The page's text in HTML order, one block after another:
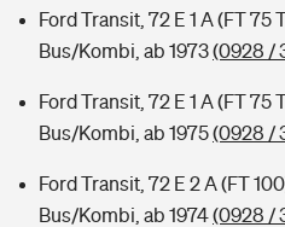
Ford Transit, 72 E 1 A (FT 75
Bus/Kombi, ab 1973(0928 /
Ford Transit, 72 E 1 A (FT 75
Bus/Kombi, ab 1975(0928 /
Ford Transit, 72 E 2 A (FT
Bus/Kombi, ab 1974(0928 /